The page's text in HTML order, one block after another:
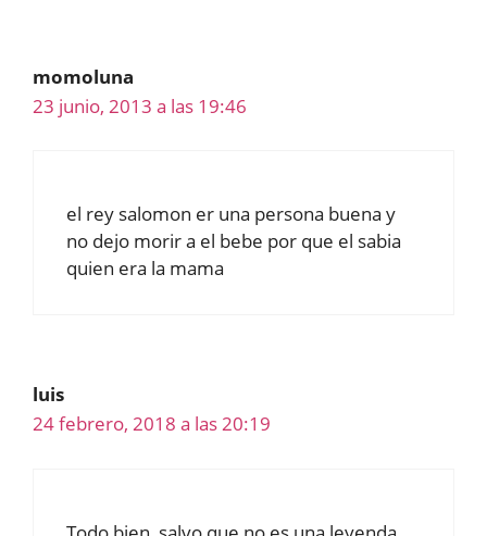
momoluna
23 junio, 2013 a las 19:46
el rey salomon er una persona buena y
no dejo morir a el bebe por que el sabia
quien era la mama
luis
24 febrero, 2018 a las 20:19